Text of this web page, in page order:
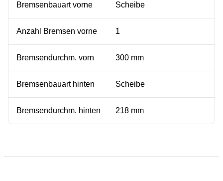
Bremsenbauart vorne Scheibe
Anzahl Bremsen vorne 1
Bremsendurchm. vorn 300 mm
Bremsenbauart hinten Scheibe
Bremsendurchm. hinten 218 mm